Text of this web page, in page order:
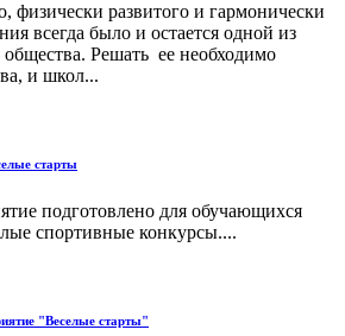
физически развитого и гармонически
всегда было и остается одной из
общества. Решать ее необходимо
и школ...
старты
подготовлено для обучающихся
спортивные конкурсы....
"Веселые старты"